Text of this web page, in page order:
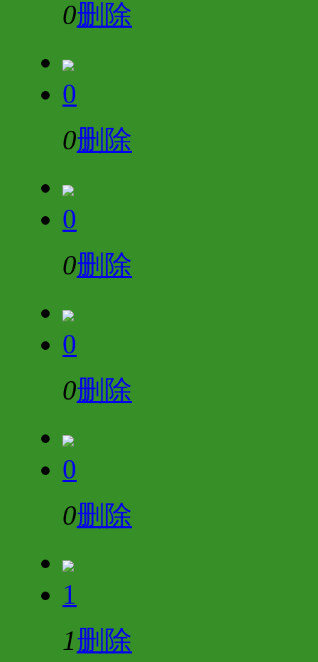
0删除
0
0删除
0
0删除
0
0删除
0
0删除
1
1删除